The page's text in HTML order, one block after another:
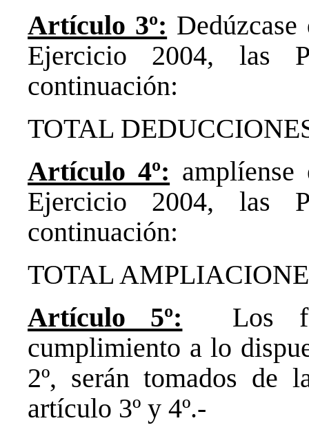
Artículo 3º:
Ejercicio 2004, las
continuación:
TOTAL
Artículo 4º:
Ejercicio 2004, las
continuación:
TOTAL
Artículo 5º: Los
cumplimiento a lo
2º, serán tomados de
artículo 3º y 4º.-